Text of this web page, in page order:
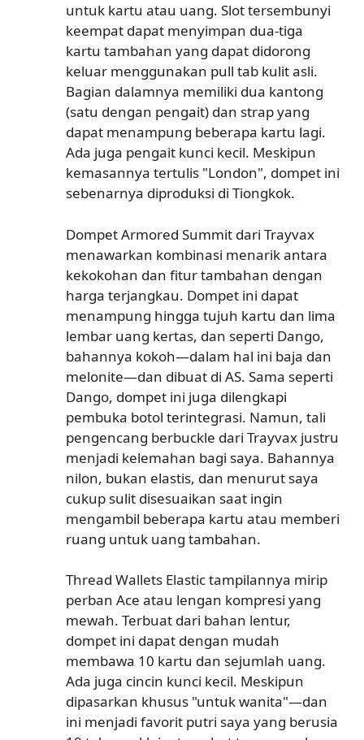
untuk kartu atau uang. Slot tersembunyi
keempat dapat menyimpan dua-tiga
kartu tambahan yang dapat didorong
keluar menggunakan pull tab kulit asli.
Bagian dalamnya memiliki dua kantong
(satu dengan pengait) dan strap yang
dapat menampung beberapa kartu lagi.
Ada juga pengait kunci kecil. Meskipun
kemasannya tertulis "London", dompet ini
sebenarnya diproduksi di Tiongkok.
Dompet Armored Summit dari Trayvax
menawarkan kombinasi menarik antara
kekokohan dan fitur tambahan dengan
harga terjangkau. Dompet ini dapat
menampung hingga tujuh kartu dan lima
lembar uang kertas, dan seperti Dango,
bahannya kokoh—dalam hal ini baja dan
melonite—dan dibuat di AS. Sama seperti
Dango, dompet ini juga dilengkapi
pembuka botol terintegrasi. Namun, tali
pengencang berbuckle dari Trayvax justru
menjadi kelemahan bagi saya. Bahannya
nilon, bukan elastis, dan menurut saya
cukup sulit disesuaikan saat ingin
mengambil beberapa kartu atau memberi
ruang untuk uang tambahan.
Thread Wallets Elastic tampilannya mirip
perban Ace atau lengan kompresi yang
mewah. Terbuat dari bahan lentur,
dompet ini dapat dengan mudah
membawa 10 kartu dan sejumlah uang.
Ada juga cincin kunci kecil. Meskipun
dipasarkan khusus "untuk wanita"—dan
ini menjadi favorit putri saya yang berusia